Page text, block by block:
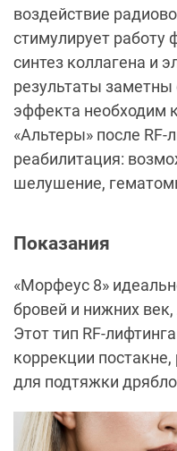
воздействие
стимулирует работу
синтез коллагена и
результаты заметны
эффекта необходим
«Альтеры» после RF-
реабилитация:
шелушение,
Показания
«Морфеус 8»
бровей и нижних
Этот тип RF-
коррекции
для подтяжки